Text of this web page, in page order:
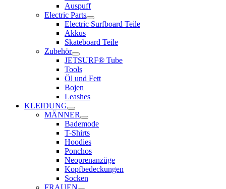
Auspuff
Electric Parts
Electric Surfboard Teile
Akkus
Skateboard Teile
Zubehör
JETSURF® Tube
Tools
Öl und Fett
Bojen
Leashes
KLEIDUNG
MÄNNER
Bademode
T-Shirts
Hoodies
Ponchos
Neoprenanzüge
Kopfbedeckungen
Socken
FRAUEN